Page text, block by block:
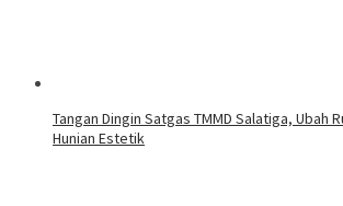
Tangan Dingin Satgas TMMD Salatiga, Ubah
Hunian Estetik